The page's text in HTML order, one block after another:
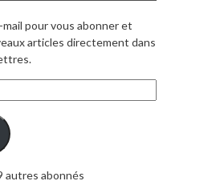
pour vous abonner et
articles directement dans
autres abonnés